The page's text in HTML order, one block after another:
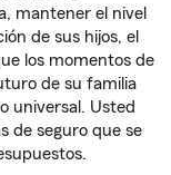
mantener el nivel
de sus hijos, el
los momentos de
de su familia
universal. Usted
de seguro que se